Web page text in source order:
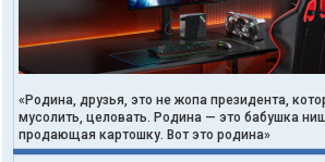
«Родина, друзья, это не жопа президента,
мусолить, целовать. Родина — это бабушка
продающая картошку. Вот это родина»